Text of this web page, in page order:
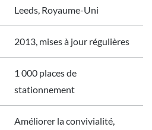
Leeds, Royaume-Uni
2013, mises à jour régulières
1 000 places de
stationnement
Améliorer la convivialité,